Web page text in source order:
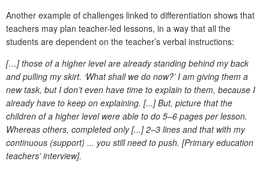
Another example of challenges linked to differentiation shows that
teachers may plan teacher-led lessons, in a way that all the
students are dependent on the teacher’s verbal instructions:
[…] those of a higher level are already standing behind my back
and pulling my skirt. ‘What shall we do now?’ I am giving them a
new task, but I don’t even have time to explain to them, because I
already have to keep on explaining. [...] But, picture that the
children of a higher level were able to do 5–6 pages per lesson.
Whereas others, completed only [...] 2–3 lines and that with my
continuous (support) ... you still need to push. [Primary education
teachers’ interview].